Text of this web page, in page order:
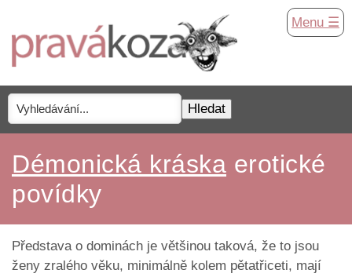
Menu ☰
Démonická kráska erotické
povídky
Představa o dominách je většinou taková, že to jsou
ženy zralého věku, minimálně kolem pětatřiceti, mají